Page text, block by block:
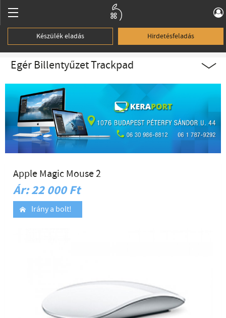
Készülék eladás Hirdetésfeladás
Egér Billentyűzet Trackpad
Apple Magic Mouse 2
Ár: 22 000 Ft
Irány a bolt!